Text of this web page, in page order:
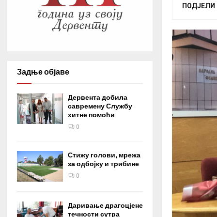
ПОДЈЕЛИ
Задње објаве
Дервента добила
савремену Службу
хитне помоћи
0
Стижу голови, мрежа
за одбојку и трибине
0
Даривање драгоцјене
течности сутра